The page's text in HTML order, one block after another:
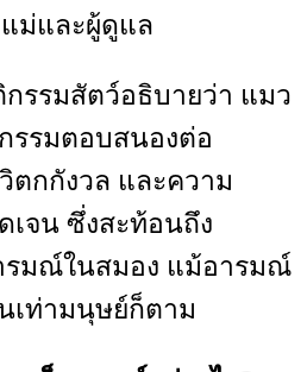
ม่และผู้ดูแล
รรมสัตว์อธิบายว่า แมว
รรมตอบสนองต่อ
ตกกังวล และความ
เจน ซึ่งสะท้อนถึง
รมณ์ในสมอง แม้อารมณ์
เท่ามนุษย์ก็ตาม